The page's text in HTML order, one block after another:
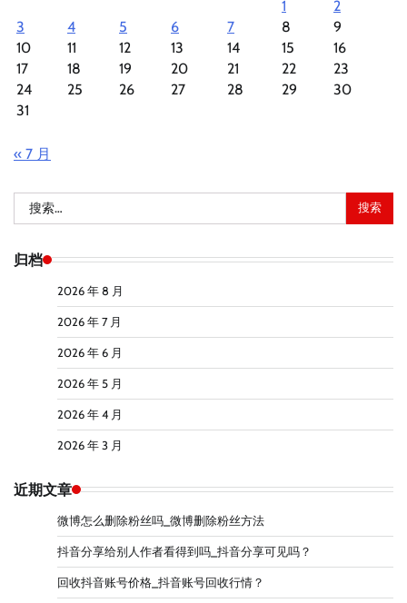
1
2
3
4 5 6 7 8
9
10
11 12 13 14 15
16
17
18 19 20 21 22
23
24
25 26 27 28 29
30
31
« 7 月
索：
归档
2026 年 8 月
2026 年 7 月
2026 年 6 月
2026 年 5 月
2026 年 4 月
2026 年 3 月
近期文章
微博怎么删除粉丝吗_微博删除粉丝方法
抖音分享给别人作者看得到吗_抖音分享可见吗？
回收抖音账号价格_抖音账号回收行情？